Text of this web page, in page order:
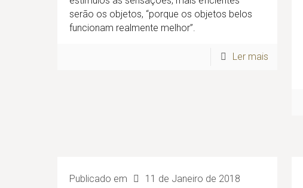
serão os objetos, “porque os objetos belos
funcionam realmente melhor”.
Ler mais
Publicado em 11 de Janeiro de 2018